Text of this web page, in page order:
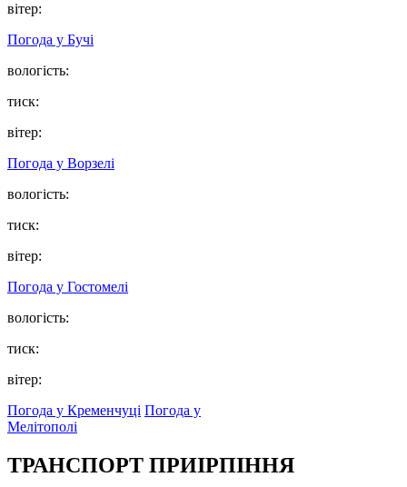
вітер:
Погода у Бучі
вологість:
тиск:
вітер:
Погода у Ворзелі
вологість:
тиск:
вітер:
Погода у Гостомелі
вологість:
тиск:
вітер:
Погода у Кременчуці Погода у
Мелітополі
ТРАНСПОРТ ПРИІРПІННЯ